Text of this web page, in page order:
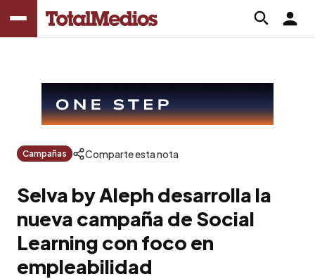
Campañas Comparte esta nota
Selva by Aleph desarrolla la
nueva campaña de Social
Learning con foco en
empleabilidad